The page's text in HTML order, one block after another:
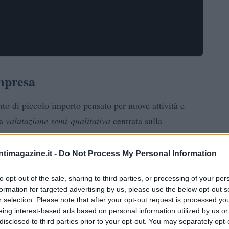
- Do Not Process My Personal Information
opt-out of the sale, sharing to third parties, or processing of your
for targeted advertising by us, please use the below opt-out
selection. Please note that after your opt-out request is processed
interest-based ads based on personal information utilized by us
to third parties prior to your opt-out. You may separately
di piccolo importo pensato per nuove attività e
valutazione semi-qualitativa centrata sulla
e per servizi di accompagnamento. In genere è
limitati, come acquisto di attrezzature leggere,
è facilitare l’accesso al
d’ingresso alla creazione d’impresa.
in operatività con un debito contenuto e un
di cassa. La guida illustra requisiti egaranzie